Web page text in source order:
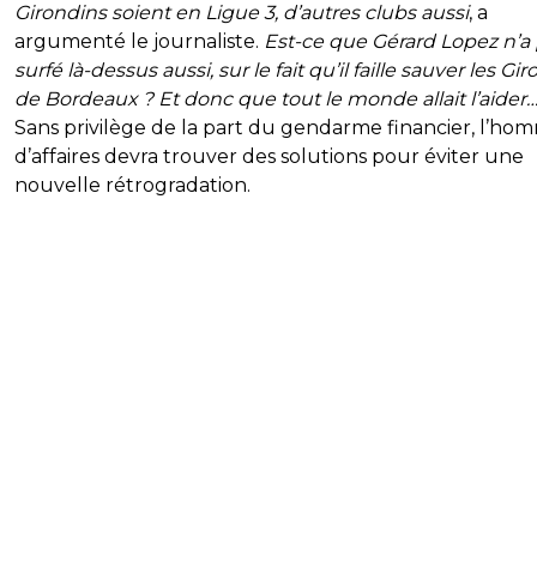
Girondins soient en Ligue 3, d’autres clubs aussi, a
argumenté le journaliste. Est-ce que Gérard Lopez n’a
surfé là-dessus aussi, sur le fait qu’il faille sauver les
de Bordeaux ? Et donc que tout le monde allait l’aider…
Sans privilège de la part du gendarme financier,
d’affaires devra trouver des solutions pour éviter une
nouvelle rétrogradation.